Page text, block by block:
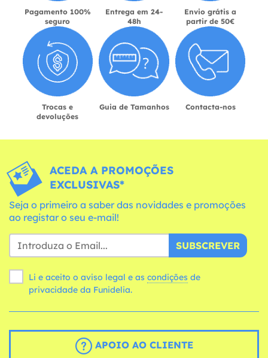
Pagamento 100%
seguro
Entrega em 24-
48h
Envio grátis a
partir de 50€
Trocas e
devoluções
Guia de Tamanhos Contacta-nos
ACEDA A PROMOÇÕES
EXCLUSIVAS*
Seja o primeiro a saber das novidades e promoções
ao registar o seu e-mail!
SUBSCREVER
Li e aceito o aviso legal e as condições
privacidade da Funidelia.
APOIO AO CLIENTE